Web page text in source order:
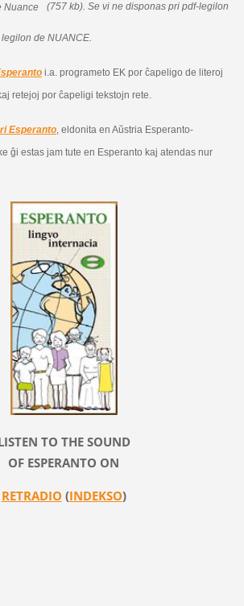
(757 kb). Se vi ne disponas pri pdf-legilon
de NUANCE.
i.a. programeto EK por ĉapeligo de literoj
retejoj por ĉapeligi tekstojn rete.
Esperanto, eldonita en Aŭstria Esperanto-
ĝi estas jam tute en Esperanto kaj atendas nur
TO THE SOUND
OF ESPERANTO ON
RETRADIO (INDEKSO)